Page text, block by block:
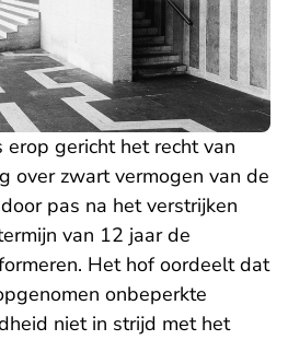
gericht het recht van
over zwart vermogen van de
pas na het verstrijken
van 12 jaar de
Het hof oordeelt dat
onbeperkte
niet in strijd met het